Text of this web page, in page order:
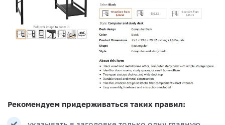
Рекомендуем придерживаться таких правил: